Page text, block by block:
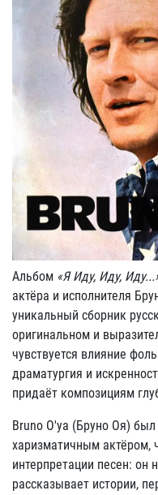
Альбом «Я Иду, Иду,
актёра и исполнителя
уникальный сборник
оригинальном и
чувствуется влияние
драматургия и
придаёт композициям
Bruno O'ya (Бруно Оя)
харизматичным актёром,
интерпретации песен: он
рассказывает истории,